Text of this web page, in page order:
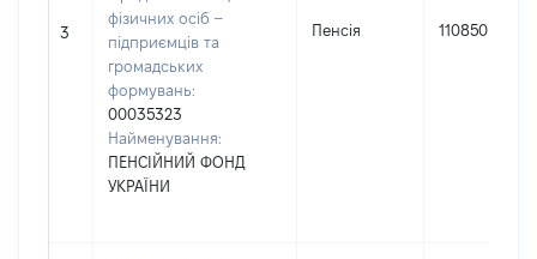
3
фізичних осіб –
підприємців та
громадських
формувань:
00035323
Найменування:
ПЕНСІЙНИЙ ФОНД
УКРАЇНИ
Пенсія 110850